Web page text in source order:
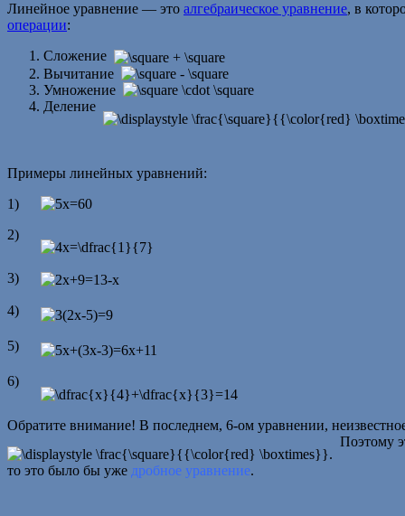
Линейное уравнение — это алгебраическое уравнение, в
операции:
Сложение
Вычитание
Умножение
Деление
Примеры линейных уравнений:
1)
2)
3)
4)
5)
6)
Обратите внимание! В последнем, 6-ом уравнении,
Поэтому
то это было бы уже дробное уравнение.